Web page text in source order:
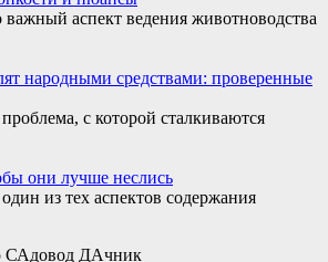
аспект ведения животноводства
народными средствами: проверенные
с которой сталкиваются
они лучше неслись
из тех аспектов содержания
САдовод ДАчник